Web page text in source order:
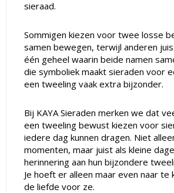
sieraad.
Sommigen kiezen voor twee losse
samen bewegen, terwijl anderen
één geheel waarin beide namen
die symboliek maakt sieraden voor
een tweeling vaak extra bijzonder.
Bij KAYA Sieraden merken we dat
een tweeling bewust kiezen voor
iedere dag kunnen dragen. Niet
momenten, maar juist als kleine
herinnering aan hun bijzondere
Je hoeft er alleen maar even naar te
de liefde voor ze.